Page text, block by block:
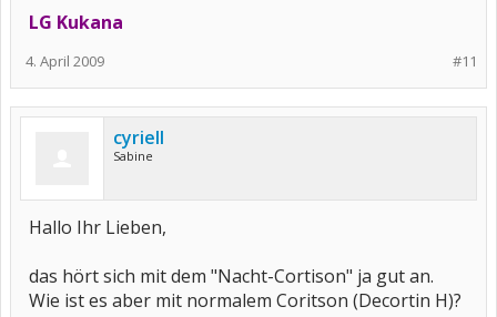
LG Kukana
#11
4. April 2009
cyriell
Sabine
Hallo Ihr Lieben,
das hört sich mit dem "Nacht-Cortison" ja gut an.
Wie ist es aber mit normalem Coritson (Decortin H)?